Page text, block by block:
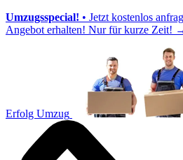
Umzugsspecial! • Jetzt kostenlos
Angebot erhalten! Nur für kurze Zeit!
Erfolg Umzug